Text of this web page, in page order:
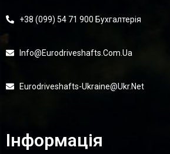
+38 (099) 54 71 900 Бухгалтерія
Info@eurodriveshafts.com.ua
Eurodriveshafts-Ukraine@ukr.net
Інформація